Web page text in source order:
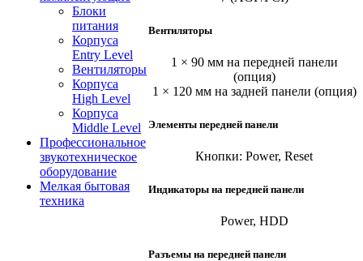
Блоки
питания
Корпуса
Entry Level
Вентиляторы
Корпуса
High Level
Корпуса
Middle Level
Профессиональное
звукотехническое
оборудование
Мелкая бытовая
техника
Вентиляторы
1 × 90 мм на передней панели
(опция)
1 × 120 мм на задней панели (опция)
Элементы передней панели
Кнопки: Power, Reset
Индикаторы на передней панели
Power, HDD
Разъемы на передней панели